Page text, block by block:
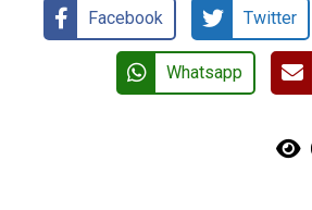
Facebook Twitter
Whatsapp